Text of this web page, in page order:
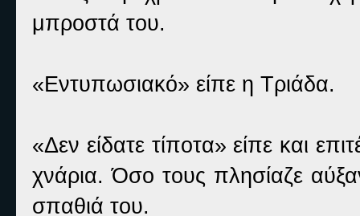
μπροστά του.
«Εντυπωσιακό» είπε η Τριάδα.
«Δεν είδατε τίποτα» είπε και
χνάρια. Όσο τους πλησίαζε
σπαθιά του.